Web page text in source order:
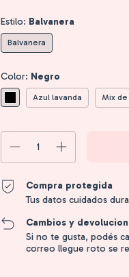
Estilo: Balvanera
Balvanera
Color: Negro
Azul lavanda Mix
Compra protegida
Tus datos cuidados
Cambios y
Si no te gusta, podés
correo llegue roto se